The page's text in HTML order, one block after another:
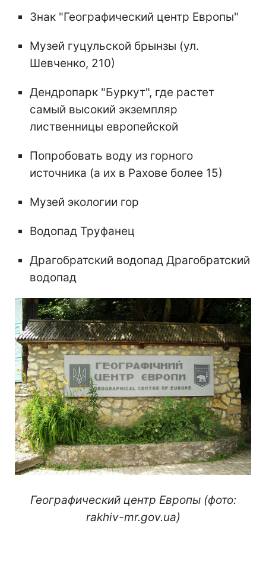
Знак "Географический центр Европы"
Музей гуцульской брынзы (ул.
Шевченко, 210)
Дендропарк "Буркут", где растет
самый высокий экземпляр
лиственницы европейской
Попробовать воду из горного
источника (а их в Рахове более 15)
Музей экологии гор
Водопад Труфанец
Драгобратский водопад Драгобратский
водопад
Географический центр Европы (фото:
rakhiv-mr.gov.ua)